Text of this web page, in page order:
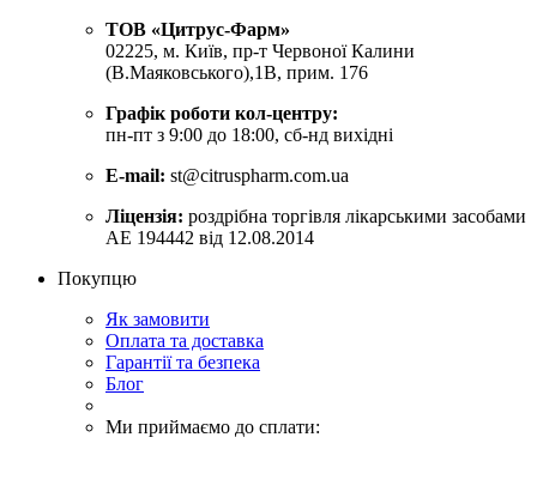
ТОВ «Цитрус-Фарм»
02225, м. Київ, пр-т Червоної Калини
(В.Маяковського),1В, прим. 176
Графік роботи кол-центру:
пн-пт з 9:00 до 18:00, сб-нд вихідні
E-mail: st@citruspharm.com.ua
Ліцензія: роздрібна торгівля лікарськими засобами
АЕ 194442 від 12.08.2014
Покупцю
Як замовити
Оплата та доставка
Гарантії та безпека
Блог
Ми приймаємо до сплати: